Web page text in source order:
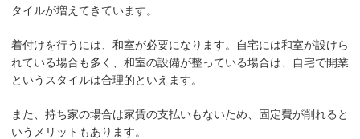
タイルが増えてきています。
着付けを行うには、和室が必要になります。自宅には和室が設けら
れている場合も多く、和室の設備が整っている場合は、自宅で開業
というスタイルは合理的といえます。
また、持ち家の場合は家賃の支払いもないため、固定費が削れると
いうメリットもあります。